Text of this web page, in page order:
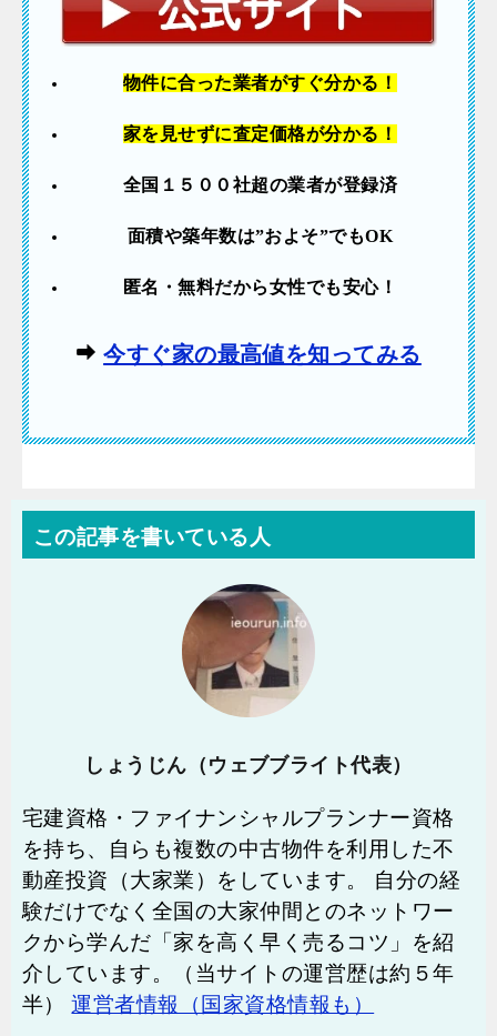
物件に合った業者がすぐ分かる！
家を見せずに査定価格が分かる！
全国１５００社超の業者が登録済
面積や築年数は”およそ”でもOK
匿名・無料だから女性でも安心！
今すぐ家の最高値を知ってみる
この記事を書いている人
しょうじん（ウェブブライト代表）
宅建資格・ファイナンシャルプランナー資格
を持ち、自らも複数の中古物件を利用した不
動産投資（大家業）をしています。 自分の経
験だけでなく全国の大家仲間とのネットワー
クから学んだ「家を高く早く売るコツ」を紹
介しています。（当サイトの運営歴は約５年
半）運営者情報（国家資格情報も）